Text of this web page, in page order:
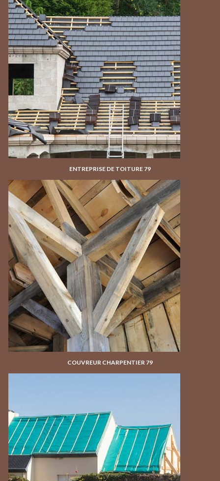
ENTREPRISE DE TOITURE 79
COUVREUR CHARPENTIER 79